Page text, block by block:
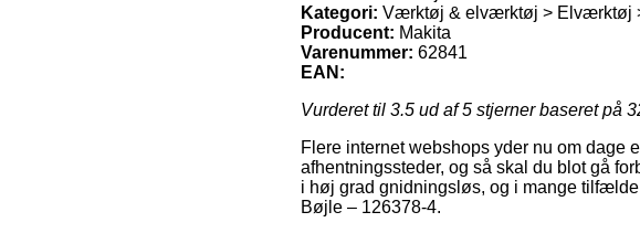
Kategori: Værktøj & elværktøj > Elværktøj
Producent: Makita
Varenummer: 62841
EAN:
Vurderet til 3.5 ud af 5 stjerner baseret på
Flere internet webshops yder nu om dage
afhentningssteder, og så skal du blot gå
i høj grad gnidningsløs, og i mange
Bøjle – 126378-4.